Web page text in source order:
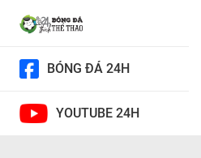
BÓNG ĐÁ 24H
YOUTUBE 24H